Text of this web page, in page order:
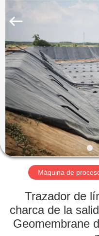
HOGAR
PRODUCTOS
SOBRE
LOS
E.E.U.U.
VIAJE
LA
FÁBRICA
Starch
Engineering
Rights
Reserved.
Máquina de
Trazador de
charca de la
Geomembrane